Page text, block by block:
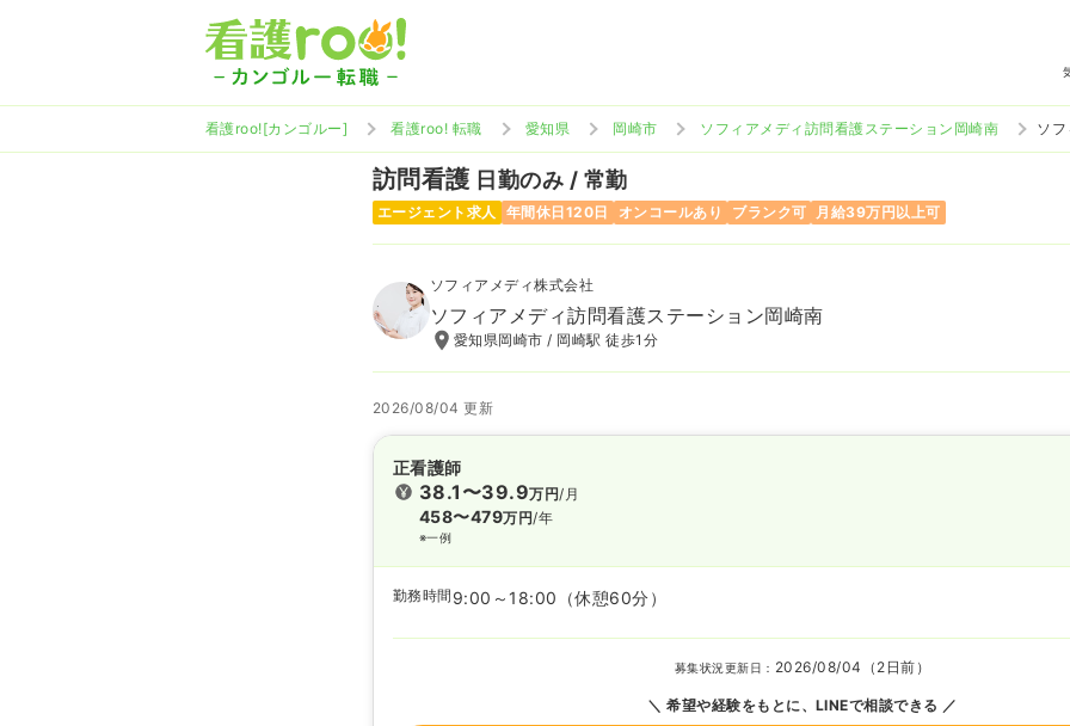
看護roo![カンゴルー] 看護roo! 転職 愛知県 岡崎市 ソフィアメディ訪問看護ステーション岡崎南 ソ
訪問看護 日勤のみ / 常勤
エージェント求人 年間休日120日 オンコールあり ブランク可 月給39万円以上可
ソフィアメディ株式会社
ソフィアメディ訪問看護ステーション岡崎南
愛知県岡崎市 / 岡崎駅 徒歩1分
2026/08/04 更新
正看護師
38.1〜39.9万円/月
458〜479万円/年
※一例
勤務時間 9:00～18:00 （休憩60分）
募集状況更新日： 2026/08/04（2日前）
希望や経験をもとに、LINEで相談できる